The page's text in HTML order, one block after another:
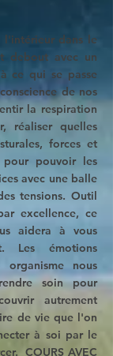
l'intérieur dans le
debout avec un
ce qui se passe
de nos
la respiration
réaliser quelles
forces et
pour pouvoir les
avec une balle
tensions. Outil
excellence, ce
aidera à vous
Les émotions
organisme nous
soin pour
autrement
de vie que l'on
à soi par le
COURS AVEC